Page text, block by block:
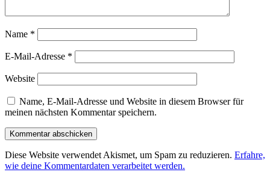
Name *
E-Mail-Adresse *
Website
Name, E-Mail-Adresse und Website in diesem Browser für
meinen nächsten Kommentar speichern.
Diese Website verwendet Akismet, um Spam zu reduzieren. Erfahre,
wie deine Kommentardaten verarbeitet werden.